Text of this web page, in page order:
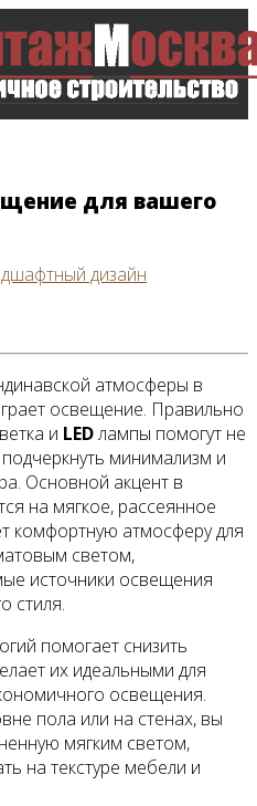
для вашего
дизайн
атмосферы в
освещение. Правильно
и LEDлампы помогут не
минимализм и
Основной акцент в
на мягкое, рассеянное
комфортную атмосферу для
светом,
источники освещения
стиля.
помогает снизить
их идеальными для
освещения.
пола или на стенах, вы
мягким светом,
на текстуре мебели и